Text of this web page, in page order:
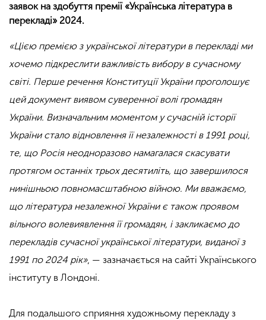
заявок на здобуття премії «Українська література в
перекладі» 2024.
«Цією премією з української літератури в перекладі ми
хочемо підкреслити важливість вибору в сучасному
світі. Перше речення Конституції України проголошує
цей документ виявом суверенної волі громадян
України. Визначальним моментом у сучасній історії
України стало відновлення її незалежності в 1991 році,
те, що Росія неодноразово намагалася скасувати
протягом останніх трьох десятиліть, що завершилося
нинішньою повномасштабною війною. Ми вважаємо,
що література незалежної України є також проявом
вільного волевиявлення її громадян, і закликаємо до
перекладів сучасної української літератури, виданої з
1991 по 2024 рік», — зазначається на сайті Українського
інституту в Лондоні.
Для подальшого сприяння художньому перекладу з